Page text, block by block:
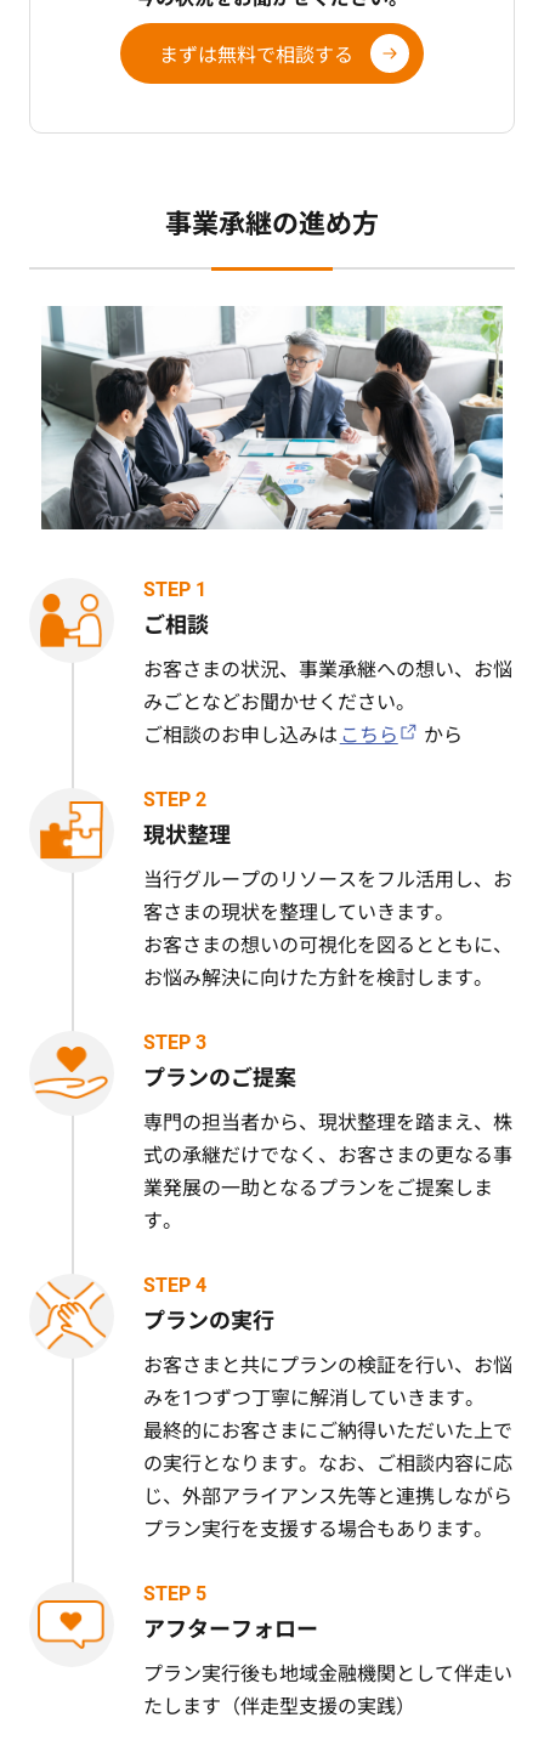
まずは無料で相談する
事業承継の進め方
STEP 1
ご相談
お客さまの状況、事業承継への想い、お悩
みごとなどお聞かせください。
ご相談のお申し込みは こちら から
STEP 2
現状整理
当行グループのリソースをフル活用し、お
客さまの現状を整理していきます。
お客さまの想いの可視化を図るとともに、
お悩み解決に向けた方針を検討します。
STEP 3
プランのご提案
専門の担当者から、現状整理を踏まえ、株
式の承継だけでなく、お客さまの更なる事
業発展の一助となるプランをご提案しま
す。
STEP 4
プランの実行
お客さまと共にプランの検証を行い、お悩
みを1つずつ丁寧に解消していきます。
最終的にお客さまにご納得いただいた上で
の実行となります。なお、ご相談内容に応
じ、外部アライアンス先等と連携しながら
プラン実行を支援する場合もあります。
STEP 5
アフターフォロー
プラン実行後も地域金融機関として伴走い
たします（伴走型支援の実践）